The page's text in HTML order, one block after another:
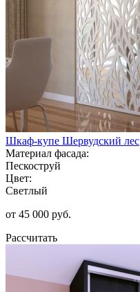
Шкаф-купе Шервудский лес
Материал фасада:
Пескоструй
Цвет:
Светлый
от 45 000 руб.
Рассчитать